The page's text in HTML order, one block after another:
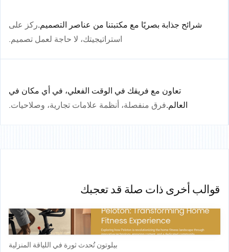
شرائح جذابة بصريًا مع مكتبتنا من عناصر التصميم.ركز على
استراتيجيتك، لا حاجة لعمل تصميم.
تعاون مع فريقك في الوقت الفعلي، في أي مكان في
العالم.فرق منفصلة، أنظمة علامات تجارية، وصلاحيات.
قوالب أخرى ذات صلة قد تعجبك
بيلوتون تُحدث ثورة في اللياقة المنزلية